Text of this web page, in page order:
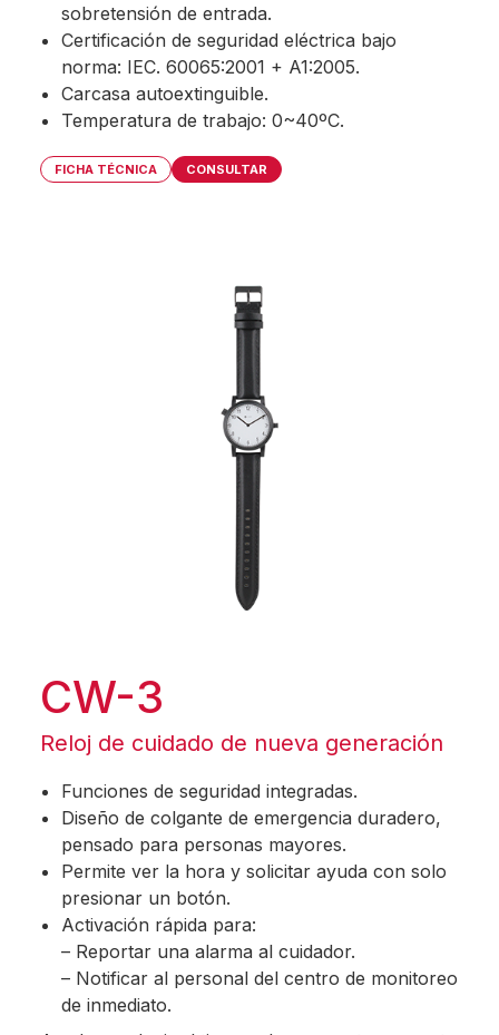
sobretensión de entrada.
Certificación de seguridad eléctrica bajo
norma: IEC. 60065:2001 + A1:2005.
Carcasa autoextinguible.
Temperatura de trabajo: 0~40ºC.
FICHA TÉCNICA CONSULTAR
CW-3
Reloj de cuidado de nueva generación
Funciones de seguridad integradas.
Diseño de colgante de emergencia duradero,
pensado para personas mayores.
Permite ver la hora y solicitar ayuda con solo
presionar un botón.
Activación rápida para:
– Reportar una alarma al cuidador.
– Notificar al personal del centro de monitoreo
de inmediato.